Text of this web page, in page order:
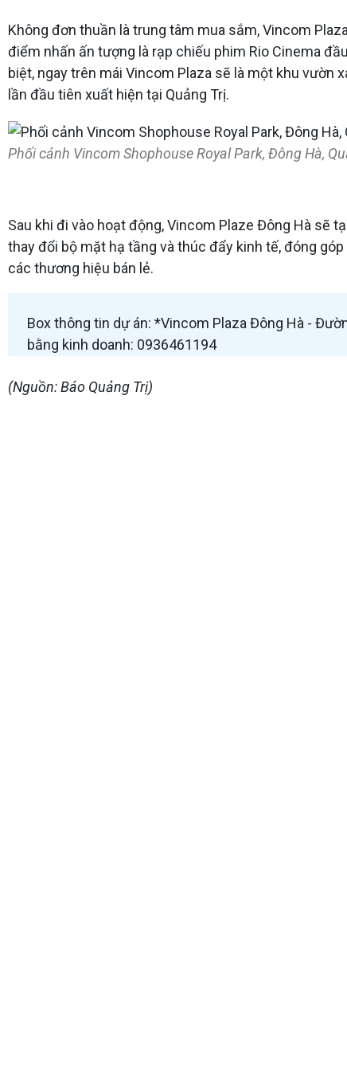
Không đơn thuần là trung tâm mua sắm, Vincom
điểm nhấn ấn tượng là rạp chiếu phim Rio Cinema
biệt, ​​ngay trên mái Vincom Plaza sẽ là một khu
lần đầu tiên xuất hiện tại Quảng Trị.
Phối cảnh Vincom Shophouse Royal Park, Đông Hà,
Sau khi đi vào hoạt động, Vincom Plaze Đông Hà sẽ
thay đổi bộ mặt hạ tầng và thúc đẩy kinh tế, đóng
các thương hiệu bán lẻ.
Box thông tin dự án: *Vincom Plaza Đông Hà -
bằng kinh doanh: 0936461194
(Nguồn: Báo Quảng Trị)